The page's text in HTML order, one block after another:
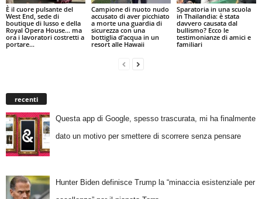
È il cuore pulsante del
West End, sede di
boutique di lusso e della
Royal Opera House… ma
ora i lavoratori costretti a
portare...
Campione di nuoto nudo
accusato di aver picchiato
a morte una guardia di
sicurezza con una
bottiglia d’acqua in un
resort alle Hawaii
Sparatoria in una scuola
in Thailandia: è stata
davvero causata dal
bullismo? Ecco le
testimonianze di amici e
familiari
recenti
Questa app di Google, spesso trascurata, mi ha finalmente
dato un motivo per smettere di scorrere senza pensare
Hunter Biden definisce Trump la “minaccia esistenziale per